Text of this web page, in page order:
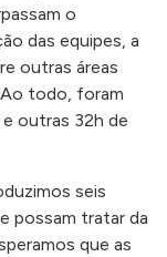
o
das equipes, a
outras áreas
todo, foram
outras 32h de
seis
possam tratar da
que as